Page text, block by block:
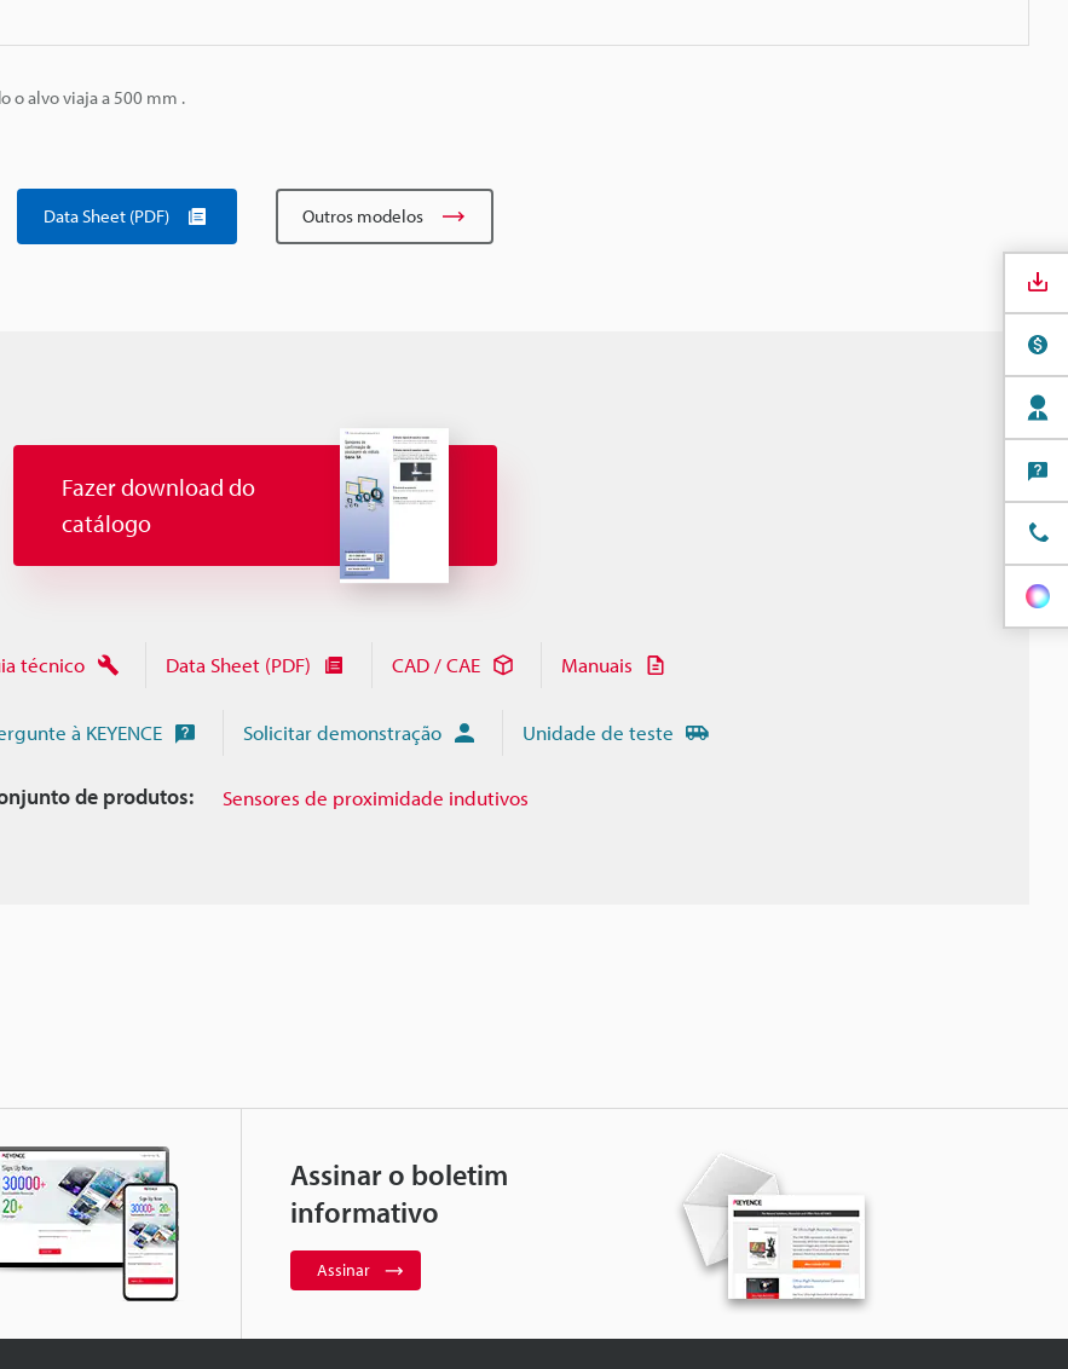
o alvo viaja a 500 mm .
Data Sheet (PDF) Outros modelos
Fazer download do
catálogo
técnico Data Sheet (PDF) CAD / CAE Manuais
à KEYENCE Solicitar demonstração Unidade de teste
de produtos: Sensores de proximidade indutivos
Assinar o boletim
informativo
Assinar